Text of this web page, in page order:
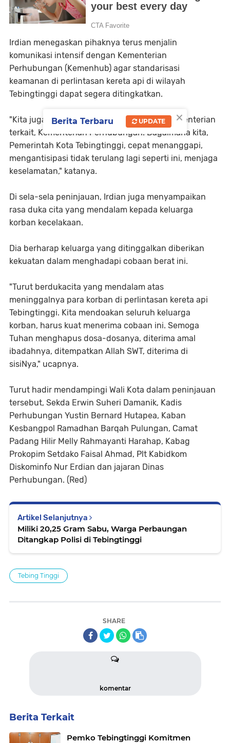
Irdian menegaskan pihaknya terus menjalin
komunikasi intensif dengan Kementerian
Perhubungan (Kemenhub) agar standarisasi
keamanan di perlintasan kereta api di wilayah
Tebingtinggi dapat segera ditingkatkan.
"Kita juga melakukan komunikasi kepada kementerian
terkait, Kementerian Perhubungan. Bagaimana kita,
Pemerintah Kota Tebingtinggi, cepat menanggapi,
mengantisipasi tidak terulang lagi seperti ini, menjaga
keselamatan," katanya.
Di sela-sela peninjauan, Irdian juga menyampaikan
rasa duka cita yang mendalam kepada keluarga
korban kecelakaan.
Dia berharap keluarga yang ditinggalkan diberikan
kekuatan dalam menghadapi cobaan berat ini.
"Turut berdukacita yang mendalam atas
meninggalnya para korban di perlintasan kereta api
Tebingtinggi. Kita mendoakan seluruh keluarga
korban, harus kuat menerima cobaan ini. Semoga
Tuhan menghapus dosa-dosanya, diterima amal
ibadahnya, ditempatkan Allah SWT, diterima di
sisiNya," ucapnya.
Turut hadir mendampingi Wali Kota dalam peninjauan
tersebut, Sekda Erwin Suheri Damanik, Kadis
Perhubungan Yustin Bernard Hutapea, Kaban
Kesbangpol Ramadhan Barqah Pulungan, Camat
Padang Hilir Melly Rahmayanti Harahap, Kabag
Prokopim Setdako Faisal Ahmad, Plt Kabidkom
Diskominfo Nur Erdian dan jajaran Dinas
Perhubungan. (Red)
Artikel Selanjutnya
Miliki 20,25 Gram Sabu, Warga Perbaungan
Ditangkap Polisi di Tebingtinggi
Tebing Tinggi
SHARE
komentar
Berita Terkait
Pemko Tebingtinggi Komitmen
×
Berita Terbaru UPDATE